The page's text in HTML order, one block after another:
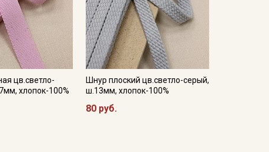
цв.светло-
хлопок-100%
Шнур плоский цв.светло-серый,
ш.13мм, хлопок-100%
80 руб.